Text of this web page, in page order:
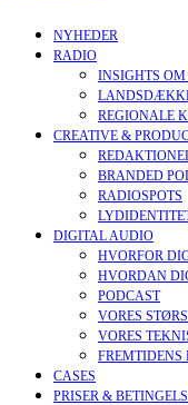
NYHEDER
RADIO
INSIGHTS
REGIONALE
CREATIVE &
BRANDED
RADIOSPOTS
DIGITAL AUDIO
HVORFOR
HVORDAN
PODCAST
VORES
VORES
CASES
PRISER &